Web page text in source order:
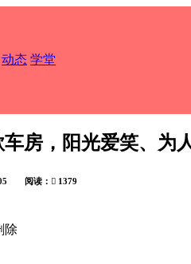
动态 学堂
房，阳光爱笑、为
阅读：  1379
除